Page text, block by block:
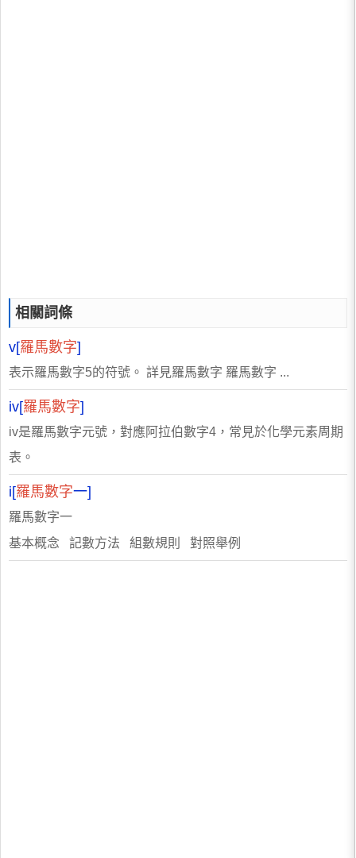
相關詞條
v[羅馬數字]
表示羅馬數字5的符號。 詳見羅馬數字 羅馬數字 ...
iv[羅馬數字]
iv是羅馬數字元號，對應阿拉伯數字4，常見於化學元素周期
表。
i[羅馬數字一]
羅馬數字一
基本概念 記數方法 組數規則 對照舉例